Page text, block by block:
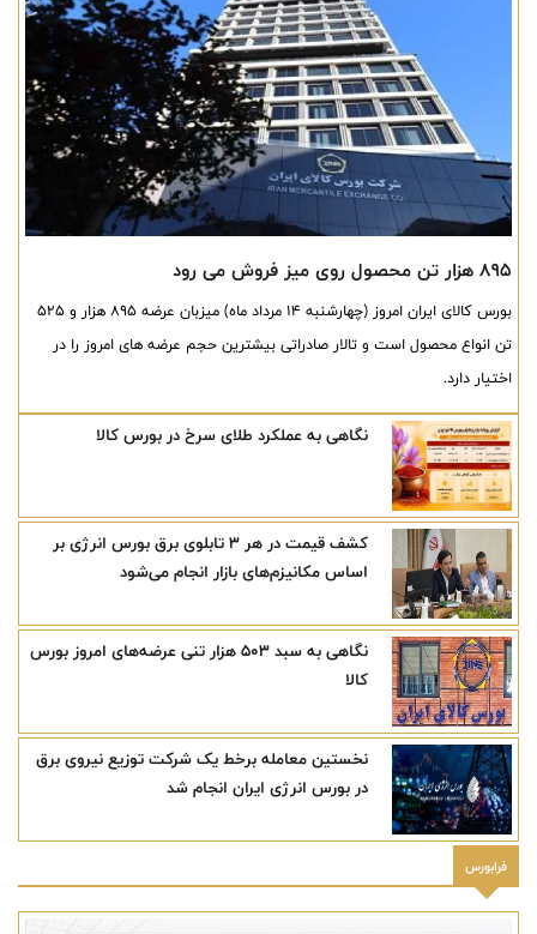
895 هزار تن محصول روی میز فروش می رود
بورس کالای ایران امروز (چهارشنبه ۱۴ مرداد ماه) میزبان عرضه ۸۹۵ هزار و ۵۲۵
تن انواع محصول است و تالار صادراتی بیشترین حجم عرضه های امروز را در
اختیار دارد.
نگاهی به عملکرد طلای سرخ در بورس کالا
کشف قیمت در هر ۳ تابلوی برق بورس انرژی بر
اساس مکانیزم‌های بازار انجام می‌شود
نگاهی به سبد ۵۰۳ هزار تنی عرضه‌های امروز بورس
کالا
نخستین معامله برخط یک شرکت توزیع نیروی برق
در بورس انرژی ایران انجام شد
فرابورس